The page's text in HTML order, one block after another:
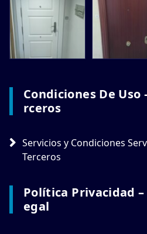
Condiciones De Uso
Rceros
Servicios y Condiciones
Terceros
Política Privacidad –
Egal